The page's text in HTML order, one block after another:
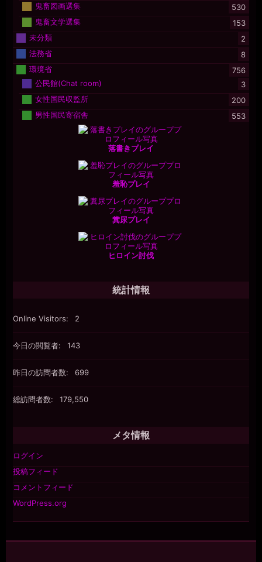
鬼畜図画選集
530
鬼畜文学選集
153
未分類
2
法務省
8
環境省
756
公民館(Chat room)
3
女性国民収監所
200
男性国民寄宿舎
553
落書きプレイ
羞恥プレイ
糞尿プレイ
ヒロイン討伐
統計情報
Online Visitors: 2
今日の閲覧者: 143
昨日の訪問者数: 699
総訪問者数: 179,550
メタ情報
ログイン
投稿フィード
コメントフィード
WordPress.org